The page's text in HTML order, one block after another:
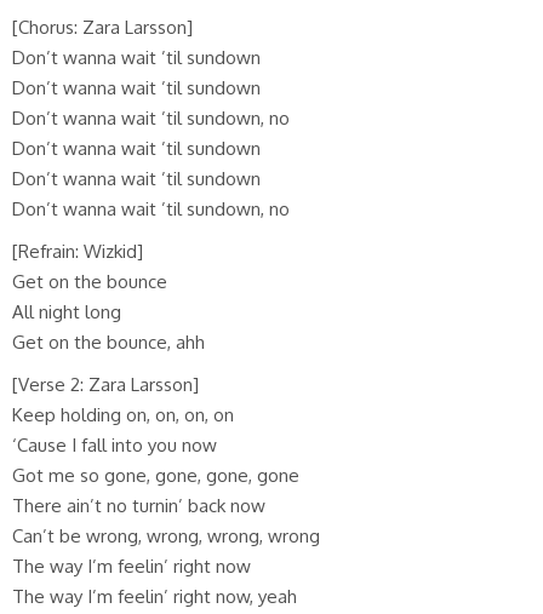
[Chorus: Zara Larsson]
Don’t wanna wait ’til sundown
Don’t wanna wait ’til sundown
Don’t wanna wait ’til sundown, no
Don’t wanna wait ’til sundown
Don’t wanna wait ’til sundown
Don’t wanna wait ’til sundown, no
[Refrain: Wizkid]
Get on the bounce
All night long
Get on the bounce, ahh
[Verse 2: Zara Larsson]
Keep holding on, on, on, on
‘Cause I fall into you now
Got me so gone, gone, gone, gone
There ain’t no turnin’ back now
Can’t be wrong, wrong, wrong, wrong
The way I’m feelin’ right now
The way I’m feelin’ right now, yeah